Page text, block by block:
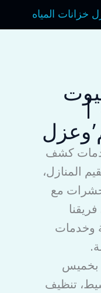
خزانات المياه
|
وعزل
كشف
المنازل،
مع
وخدمات
بخميس
تنظيف